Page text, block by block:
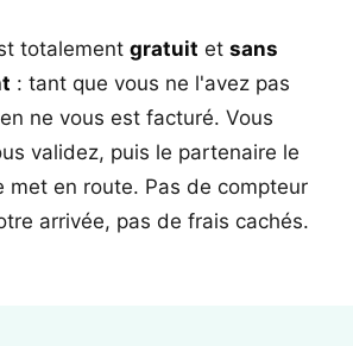
totalement gratuit et sans
: tant que vous ne l'avez pas
ne vous est facturé. Vous
validez, puis le partenaire le
met en route. Pas de compteur
arrivée, pas de frais cachés.